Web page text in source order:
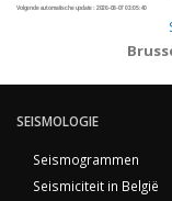
Volgende automatische update : 2026-08-07 03:05:40
SEISMOLOGIE
Seismogrammen
Seismiciteit in België